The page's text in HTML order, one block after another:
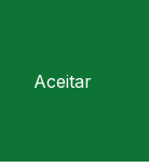
Aceitar